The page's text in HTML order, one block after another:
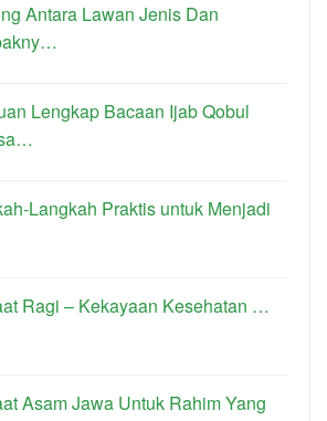
Antara Lawan Jenis Dan
Lengkap Bacaan Ijab Qobul
Langkah Praktis untuk Menjadi
Ragi – Kekayaan Kesehatan …
Asam Jawa Untuk Rahim Yang